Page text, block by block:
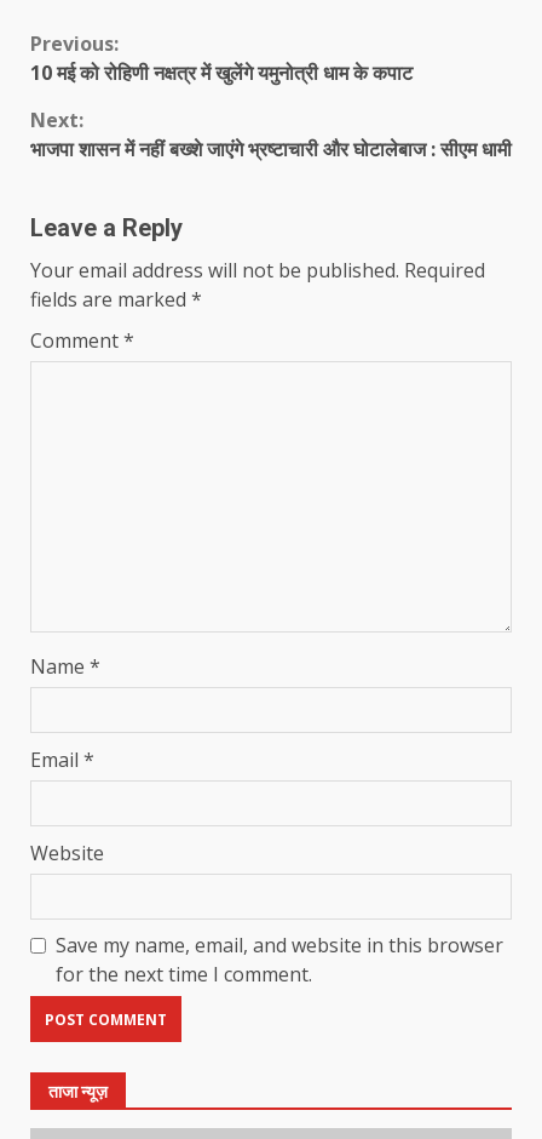
Continue
Previous:
10 मई को रोहिणी नक्षत्र में खुलेंगे यमुनोत्री धाम के कपाट
Next:
भाजपा शासन में नहीं बख्शे जाएंगे भ्रष्टाचारी और घोटालेबाज : सीएम धामी
Leave a Reply
Your email address will not be published. Required
fields are marked *
Comment*
Name *
Email *
Website
Save my name, email, and website in this browser
for the next time I comment.
ताजा न्यूज़